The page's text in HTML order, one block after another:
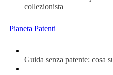
collezionista
Pianeta Patenti
Guida senza patente: cosa